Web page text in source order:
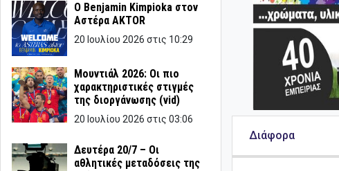
Ο Benjamin Kimpioka στον
Αστέρα AKTOR
20 Ιουλίου 2026 στις 10:29
Μουντιάλ 2026: Οι πιο
χαρακτηριστικές στιγμές
της διοργάνωσης (vid)
20 Ιουλίου 2026 στις 03:06
Δευτέρα 20/7 – Οι
αθλητικές μεταδόσεις της
Διάφορα